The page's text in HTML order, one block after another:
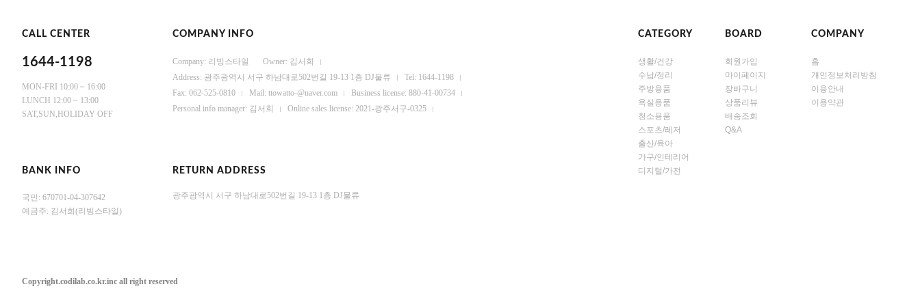
CALL CENTER
1644-1198
MON-FRI 10:00 ~ 16:00
LUNCH 12:00 ~ 13:00
SAT,SUN,HOLIDAY OFF
BANK INFO
국민: 670701-04-307642
예금주: 김서희(리빙스타일)
COMPANY INFO
Company: 리빙스타일
Owner: 김서희
Address: 광주광역시 서구 하남대로502번길 19-13 1층 DJ물류
Tel: 1644-1198
Fax: 062-525-0810
Mail: ttowatto-@naver.com
Business license: 880-41-00734
Personal info manager: 김서희
Online sales license: 2021-광주서구-0325
RETURN ADDRESS
광주광역시 서구 하남대로502번길 19-13 1층 DJ물류
CATEGORY
생활/건강
수납/정리
주방용품
욕실용품
청소용품
스포츠/레저
출산/육아
가구/인테리어
디지털/가전
BOARD
회원가입
마이페이지
장바구니
상품리뷰
배송조회
Q&A
COMPANY
홈
개인정보처리방침
이용안내
이용약관
Copyright.codilab.co.kr.inc all right reserved